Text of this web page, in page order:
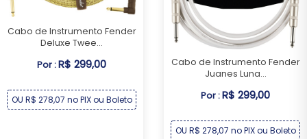
Cabo de Instrumento Fender
Deluxe Twee...
Por :R$ 299,00
OU R$ 278,07 no PIX ou Boleto
Cabo de Instrumento Fender
Juanes Luna...
Por :R$ 299,00
OU R$ 278,07 no PIX ou Boleto